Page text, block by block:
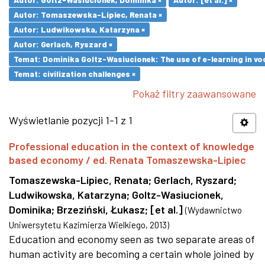
Autor: Tomaszewska-Lipiec, Renata ×
Autor: Ludwikowska, Katarzyna ×
Autor: Gerlach, Ryszard ×
Temat: Dominika Goltz-Wasiucionek: The use of e-learning in
Temat: civilization challenges ×
Pokaż filtry zaawansowane
Wyświetlanie pozycji 1-1 z 1
Professional education in the context of knowledge
based economy / ed. Renata Tomaszewska-Lipiec
Tomaszewska-Lipiec, Renata; Gerlach, Ryszard;
Ludwikowska, Katarzyna; Goltz-Wasiucionek,
Dominika; Brzeziński, Łukasz; [et al.] (Wydawnictwo
Uniwersytetu Kazimierza Wielkiego, 2013)
Education and economy seen as two separate areas of
human activity are becoming a certain whole joined by